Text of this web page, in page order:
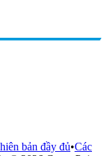
bản đầy đủ•Các